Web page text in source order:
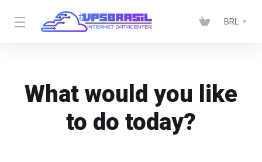
BRL
What would you like
to do today?